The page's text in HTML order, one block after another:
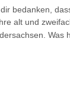
bedanken,
alt und
Was